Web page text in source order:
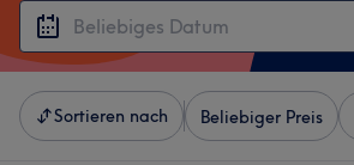
Sortieren nach Beliebiger Preis